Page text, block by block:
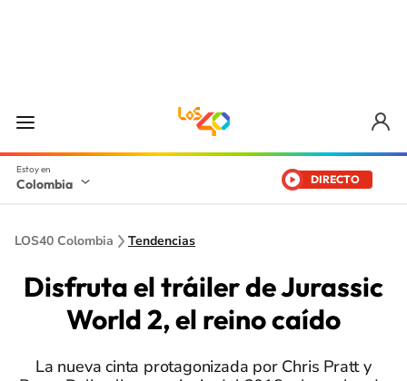
Colombia DIRECTO
LOS40 Colombia Tendencias
Disfruta el tráiler de Jurassic
World 2, el reino caído
La nueva cinta protagonizada por Chris Pratt y